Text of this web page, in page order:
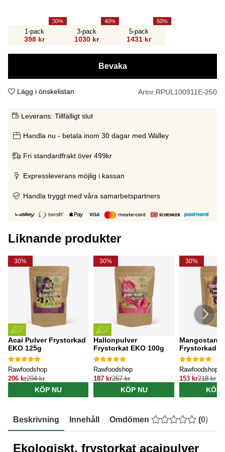
1-pack
398 kr
30
3-pack
1030 kr
40
5-pack
1431 kr
50
Bevaka
Lägg i önskelistan Artnr:RPUL100911E-250
Leverans: Tillfälligt slut
Handla nu - betala inom 30 dagar med Walley
Fri standardfrakt över 499kr
Expressleverans möjlig i kassan
Handla tryggt med våra samarbetspartners
Liknande produkter
30%
Acai Pulver Frystorkad
EKO 125g
Rawfoodshop
206 kr294 kr
KÖP NU
30%
Hallonpulver
Frystorkat EKO 100g
Rawfoodshop
187 kr267 kr
KÖP NU
30%
Mangostan
Frystorkad
Rawfoodshop
153 kr218 kr
KÖP
Beskrivning Innehåll Omdömen (0)
Ekologiskt, frystorkat acaipulver